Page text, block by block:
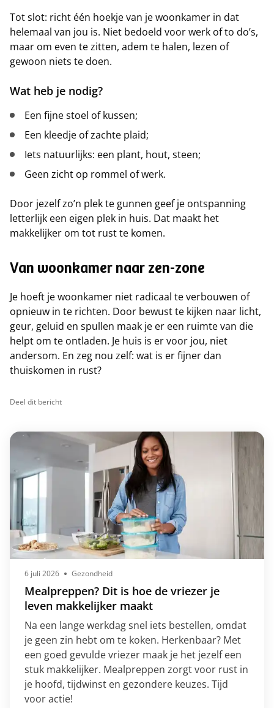
Tot slot: richt één hoekje van je woonkamer in dat
helemaal van jou is. Niet bedoeld voor werk of to do’s,
maar om even te zitten, adem te halen, lezen of
gewoon niets te doen.
Wat heb je nodig?
Een fijne stoel of kussen;
Een kleedje of zachte plaid;
Iets natuurlijks: een plant, hout, steen;
Geen zicht op rommel of werk.
Door jezelf zo’n plek te gunnen geef je ontspanning
letterlijk een eigen plek in huis. Dat maakt het
makkelijker om tot rust te komen.
Van woonkamer naar zen-zone
Je hoeft je woonkamer niet radicaal te verbouwen of
opnieuw in te richten. Door bewust te kijken naar licht,
geur, geluid en spullen maak je er een ruimte van die
helpt om te ontladen. Je huis is er voor jou, niet
andersom. En zeg nou zelf: wat is er fijner dan
thuiskomen in rust?
Deel dit bericht
Mealpreppen? Dit is hoe de vriezer je
leven makkelijker maakt
6 juli 2026 Gezondheid
Na een lange werkdag snel iets bestellen, omdat
je geen zin hebt om te koken. Herkenbaar? Met
een goed gevulde vriezer maak je het jezelf een
stuk makkelijker. Mealpreppen zorgt voor rust in
je hoofd, tijdwinst en gezondere keuzes. Tijd
voor actie!